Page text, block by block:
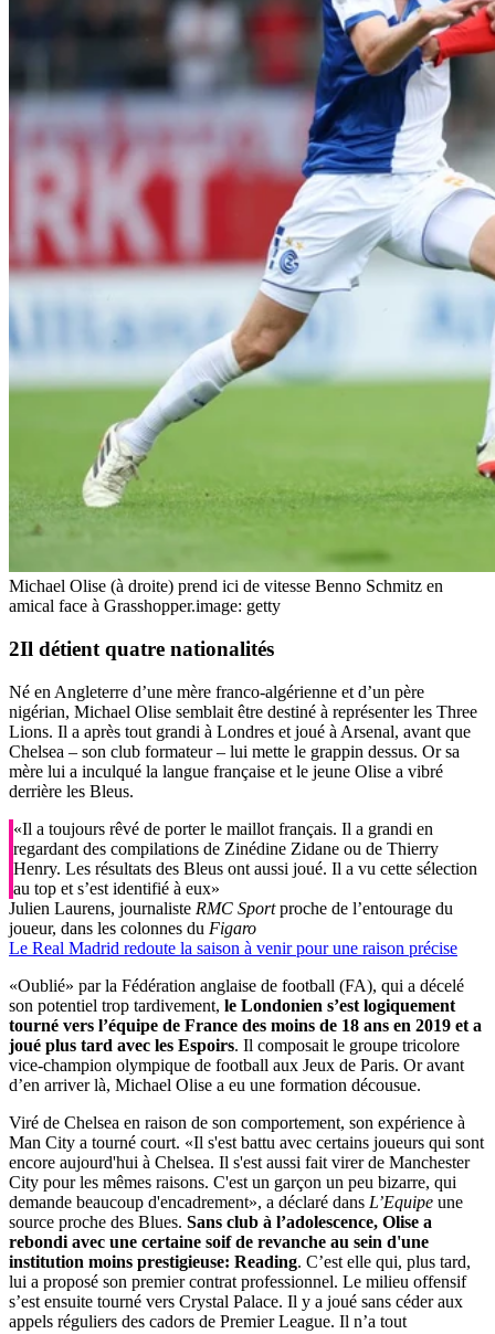
Michael Olise (à droite) prend ici de vitesse Benno Schmitz en
amical face à Grasshopper.image: getty
Il détient quatre nationalités
Né en Angleterre d’une mère franco-algérienne et d’un père
nigérian, Michael Olise semblait être destiné à représenter les Three
Lions. Il a après tout grandi à Londres et joué à Arsenal, avant que
Chelsea – son club formateur – lui mette le grappin dessus. Or sa
mère lui a inculqué la langue française et le jeune Olise a vibré
derrière les Bleus.
«Il a toujours rêvé de porter le maillot français. Il a grandi en
regardant des compilations de Zinédine Zidane ou de Thierry
Henry. Les résultats des Bleus ont aussi joué. Il a vu cette sélection
au top et s’est identifié à eux»
Julien Laurens, journaliste RMC Sportproche de l’entourage du
joueur, dans les colonnes du Figaro
Le Real Madrid redoute la saison à venir pour une raison précise
«Oublié» par la Fédération anglaise de football (FA), qui a décelé
son potentiel trop tardivement, le Londonien s’est logiquement
tourné vers l’équipe de France des moins de 18 ans en 2019 et a
joué plus tard avec les Espoirs. Il composait le groupe tricolore
vice-champion olympique de football aux Jeux de Paris. Or avant
d’en arriver là, Michael Olise a eu une formation décousue.
Viré de Chelsea en raison de son comportement, son expérience à
Man City a tourné court. «Il s'est battu avec certains joueurs qui sont
encore aujourd'hui à Chelsea. Il s'est aussi fait virer de Manchester
City pour les mêmes raisons. C'est un garçon un peu bizarre, qui
demande beaucoup d'encadrement», a déclaré dans L’Equipe une
source proche des Blues. Sans club à l’adolescence, Olise a
rebondi avec une certaine soif de revanche au sein d'une
institution moins prestigieuse: Reading. C’est elle qui, plus tard,
lui a proposé son premier contrat professionnel. Le milieu offensif
s’est ensuite tourné vers Crystal Palace. Il y a joué sans céder aux
appels réguliers des cadors de Premier League. Il n’a tout